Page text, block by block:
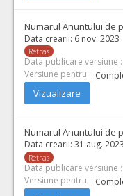
Numarul Anuntului de
Data crearii: 6 nov. 2023
Retras
Data publicare versiune :
Versiune pentru: :
Vizualizare
Numarul Anuntului de
Data crearii: 31 aug. 2023
Retras
Data publicare versiune :
Versiune pentru: :